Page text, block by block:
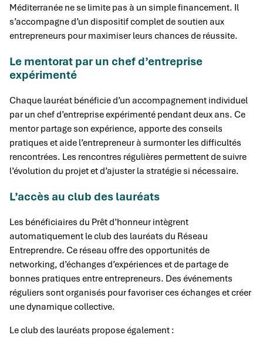
Méditerranée ne se limite pas à un simple financement. Il
s’accompagne d’un dispositif complet de soutien aux
entrepreneurs pour maximiser leurs chances de réussite.
Le mentorat par un chef d’entreprise
expérimenté
Chaque lauréat bénéficie d’un accompagnement individuel
par un chef d’entreprise expérimenté pendant deux ans. Ce
mentor partage son expérience, apporte des conseils
pratiques et aide l’entrepreneur à surmonter les difficultés
rencontrées. Les rencontres régulières permettent de suivre
l’évolution du projet et d’ajuster la stratégie si nécessaire.
L’accès au club des lauréats
Les bénéficiaires du Prêt d’honneur intègrent
automatiquement le club des lauréats du Réseau
Entreprendre. Ce réseau offre des opportunités de
networking, d’échanges d’expériences et de partage de
bonnes pratiques entre entrepreneurs. Des événements
réguliers sont organisés pour favoriser ces échanges et créer
une dynamique collective.
Le club des lauréats propose également :